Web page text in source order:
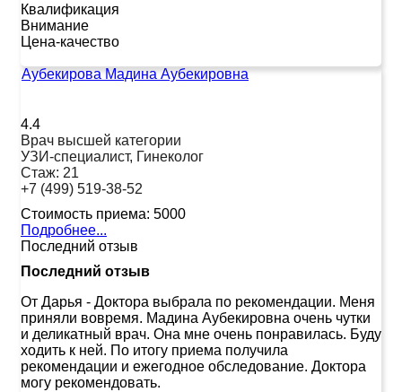
Квалификация
Внимание
Цена-качество
Аубекирова Мадина Аубекировна
4.4
Врач высшей категории
УЗИ-специалист, Гинеколог
Стаж: 21
+7 (499) 519-38-52
Стоимость приема: 5000
Подробнее...
Последний отзыв
Последний отзыв
От Дарья - Доктора выбрала по рекомендации. Меня
приняли вовремя. Мадина Аубекировна очень чутки
и деликатный врач. Она мне очень понравилась. Буду
ходить к ней. По итогу приема получила
рекомендации и ежегодное обследование. Доктора
могу рекомендовать.